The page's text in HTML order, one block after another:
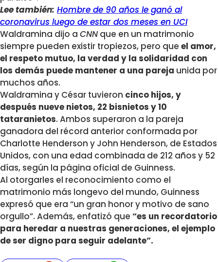
Lee también: Hombre de 90 años le ganó al
coronavirus luego de estar dos meses en UCI
Waldramina dijo a CNN que en un matrimonio
siempre pueden existir tropiezos, pero que el amor,
el respeto mutuo, la verdad y la solidaridad con
los demás puede mantener a una pareja unida por
muchos años.
Waldramina y César tuvieron cinco hijos, y
después nueve nietos, 22 bisnietos y 10
tataranietos. Ambos superaron a la pareja
ganadora del récord anterior conformada por
Charlotte Henderson y John Henderson, de Estados
Unidos, con una edad combinada de 212 años y 52
días, según la página oficial de Guinness.
Al otorgarles el reconocimiento como el
matrimonio más longevo del mundo, Guinness
expresó que era “un gran honor y motivo de sano
orgullo”. Además, enfatizó que “es un recordatorio
para heredar a nuestras generaciones, el ejemplo
de ser digno para seguir adelante”.